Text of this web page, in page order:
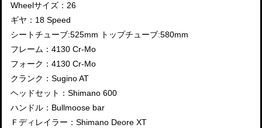
Wheelサイズ：26
ギヤ：18 Speed
シートチューブ:525mm トップチューブ:580mm
フレーム：4130 Cr-Mo
フォーク：4130 Cr-Mo
クランク：Sugino AT
ヘッドセット：Shimano 600
ハンドル：Bullmoose bar
Ｆディレイラー：Shimano Deore XT